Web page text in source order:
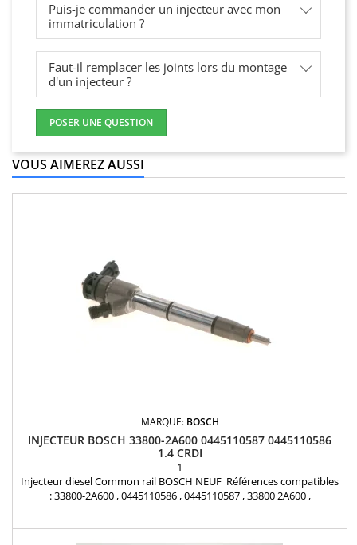
Puis-je commander un injecteur avec mon
immatriculation ?
Faut-il remplacer les joints lors du montage
d'un injecteur ?
POSER UNE QUESTION
VOUS AIMEREZ AUSSI
MARQUE: BOSCH
INJECTEUR BOSCH 33800-2A600 0445110587 0445110586
1.4 CRDI
1
Injecteur diesel Common rail BOSCH NEUF Références compatibles
: 33800-2A600 , 0445110586 , 0445110587 , 33800 2A600 ,